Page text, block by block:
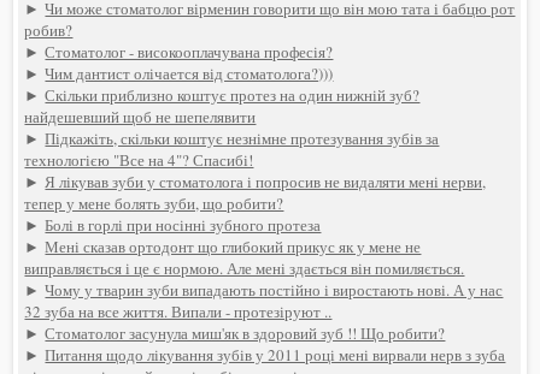
►Чи може стоматолог вірменин говорити що він мою тата і бабцю рот
робив?
►Стоматолог - високооплачувана професія?
►Чим дантист олічается від стоматолога?)))
►Скільки приблизно коштує протез на один нижній зуб?
найдешевший щоб не шепелявити
►Підкажіть, скільки коштує незнімне протезування зубів за
технологією "Все на 4"? Спасибі!
►Я лікував зуби у стоматолога і попросив не видаляти мені нерви,
тепер у мене болять зуби, що робити?
►Болі в горлі при носінні зубного протеза
►Мені сказав ортодонт що глибокий прикус як у мене не
виправляється і це є нормою. Але мені здається він помиляється.
►Чому у тварин зуби випадають постійно і виростають нові. А у нас
32 зуба на все життя. Випали - протезіруют ..
►Стоматолог засунула миш'як в здоровий зуб !! Що робити?
►Питання щодо лікування зубів у 2011 році мені вирвали нерв з зуба